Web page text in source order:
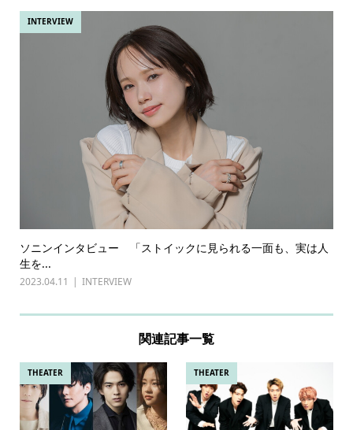
INTERVIEW
ソニンインタビュー 「ストイックに見られる一面も、実は人
生を...
2023.04.11 INTERVIEW
関連記事一覧
THEATER THEATER